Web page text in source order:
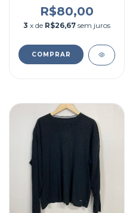
R$80,00
3 x de R$26,67 sem juros
COMPRAR